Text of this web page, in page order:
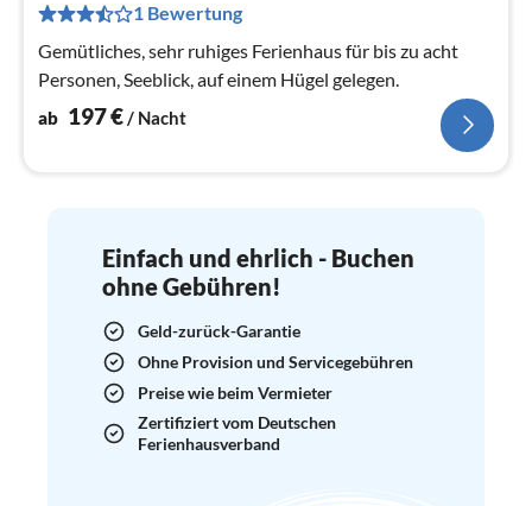
1 Bewertung
Gemütliches, sehr ruhiges Ferienhaus für bis zu acht
Personen, Seeblick, auf einem Hügel gelegen.
ab 197€/ Nacht
Einfach und ehrlich - Buchen
ohne Gebühren!
Geld-zurück-Garantie
Ohne Provision und Servicegebühren
Preise wie beim Vermieter
Zertifiziert vom Deutschen
Ferienhausverband